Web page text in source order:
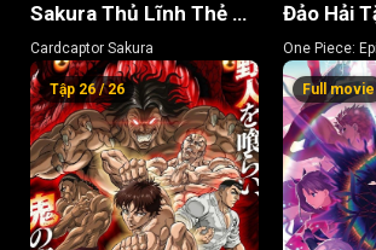
Sakura Thủ Lĩnh Thẻ Bài
Cardcaptor Sakura
One Piece:
Plus: Bloom
Cherry
Tập 26 / 26 Full movie